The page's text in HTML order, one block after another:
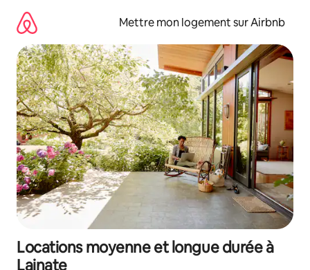
directement
contenu
Mettre mon logement sur Airbnb
Locations moyenne et longue durée à
Lainate